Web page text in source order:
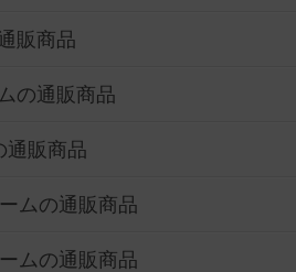
販商品
の通販商品
通販商品
ムの通販商品
ムの通販商品